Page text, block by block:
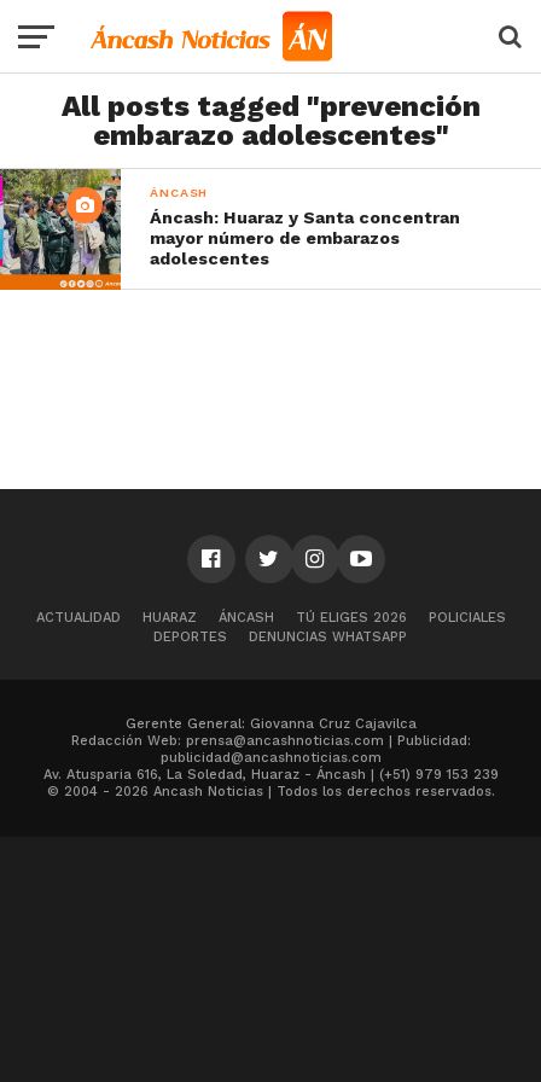
All posts tagged "prevención
embarazo adolescentes"
ÁNCASH
Áncash: Huaraz y Santa concentran
mayor número de embarazos
adolescentes
ACTUALIDAD HUARAZ ÁNCASH TÚ ELIGES 2026
POLICIALES
DEPORTES
DENUNCIAS WHATSAPP
Gerente General: Giovanna Cruz Cajavilca
Redacción Web: prensa@ancashnoticias.com | Publicidad:
publicidad@ancashnoticias.com
Av. Atusparia 616, La Soledad, Huaraz - Áncash | (+51) 979 153 239
© 2004 - 2026 Ancash Noticias | Todos los derechos reservados.